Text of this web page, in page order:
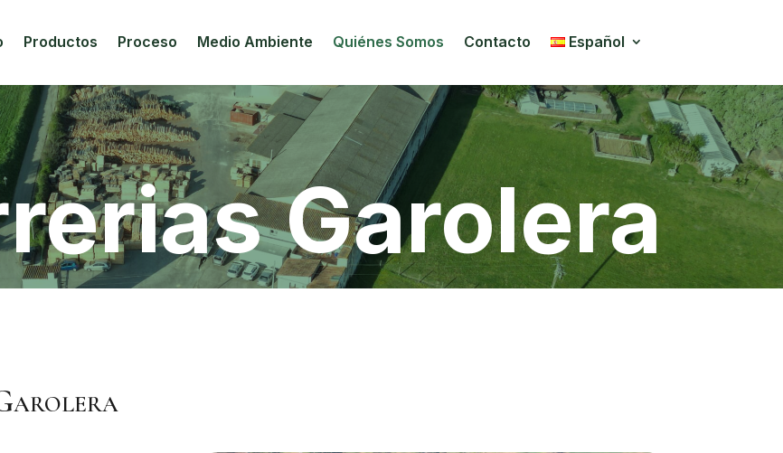
Productos Proceso Medio Ambiente Quiénes Somos Contacto Español
Garolera